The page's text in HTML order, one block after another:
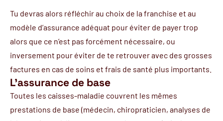
Tu devras alors réfléchir au choix de la franchise et au
modèle d’assurance adéquat pour éviter de payer trop
alors que ce n’est pas forcément nécessaire, ou
inversement pour éviter de te retrouver avec des grosses
factures en cas de soins et frais de santé plus importants.
L'assurance de base
Toutes les caisses-maladie couvrent les mêmes
prestations de base (médecin, chiropraticien, analyses de